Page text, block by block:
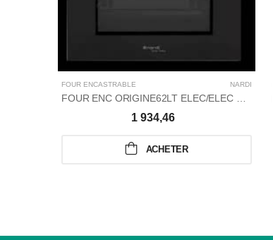
FOUR ENCASTRABLE NARDI
1 934,46
ACHETER